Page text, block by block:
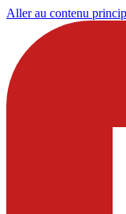
Aller au contenu